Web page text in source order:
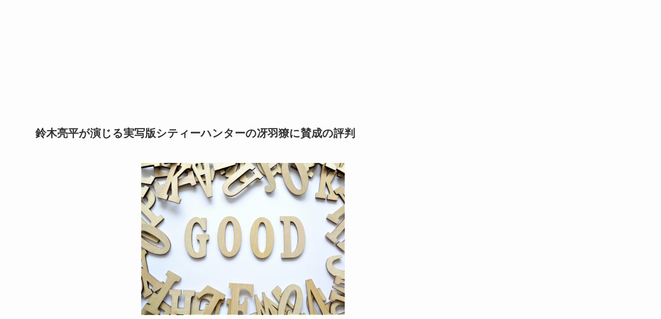
鈴木亮平が演じる実写版シティーハンターの冴羽獠に賛成の評判